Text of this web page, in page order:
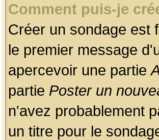
Comment puis-je
Créer un sondage est
le premier message
apercevoir une partie
partie Poster un
n'avez probablement
un titre pour le